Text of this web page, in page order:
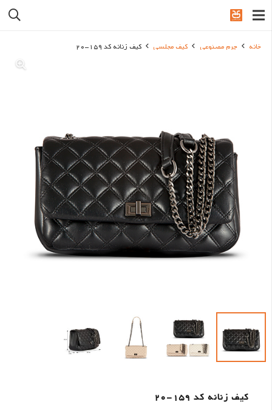
خانه چرم مصنوعی کیف مجلسی کیف زنانه کد 159-20
کیف زنانه کد 159-20